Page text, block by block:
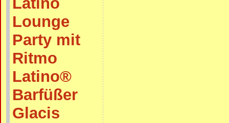
Lounge
Party mit
Ritmo
Latino®
Barfüßer
Glacis